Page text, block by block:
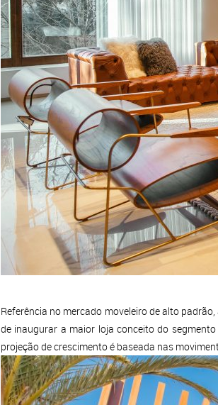
Referência no mercado moveleiro de alto
de inaugurar a maior loja conceito do
projeção de crescimento é baseada nas